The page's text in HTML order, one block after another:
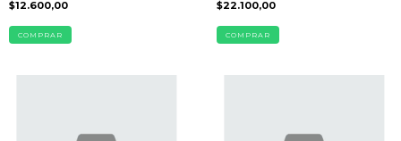
$12.600,00
COMPRAR
$22.100,00
COMPRAR